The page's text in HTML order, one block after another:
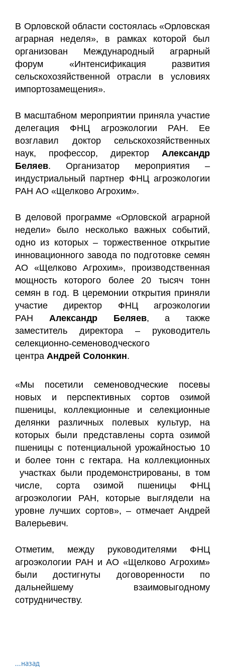
В Орловской области состоялась «Орловская
аграрная неделя», в рамках которой был
организован Международный аграрный
форум «Интенсификация развития
сельскохозяйственной отрасли в условиях
импортозамещения».
В масштабном мероприятии приняла участие
делегация ФНЦ агроэкологии РАН. Ее
возглавил доктор сельскохозяйственных
наук, профессор, директор Александр
Беляев. Организатор мероприятия –
индустриальный партнер ФНЦ агроэкологии
РАН АО «Щелково Агрохим».
В деловой программе «Орловской аграрной
недели» было несколько важных событий,
одно из которых – торжественное открытие
инновационного завода по подготовке семян
АО «Щелково Агрохим», производственная
мощность которого более 20 тысяч тонн
семян в год. В церемонии открытия приняли
участие директор ФНЦ агроэкологии
РАН Александр Беляев, а также
заместитель директора – руководитель
селекционно-семеноводческого
центра Андрей Солонкин.
«Мы посетили семеноводческие посевы
новых и перспективных сортов озимой
пшеницы, коллекционные и селекционные
делянки различных полевых культур, на
которых были представлены сорта озимой
пшеницы с потенциальной урожайностью 10
и более тонн с гектара. На коллекционных
участках были продемонстрированы, в том
числе, сорта озимой пшеницы ФНЦ
агроэкологии РАН, которые выглядели на
уровне лучших сортов», – отмечает Андрей
Валерьевич.
Отметим, между руководителями ФНЦ
агроэкологии РАН и АО «Щелково Агрохим»
были достигнуты договоренности по
дальнейшему взаимовыгодному
сотрудничеству.
...назад